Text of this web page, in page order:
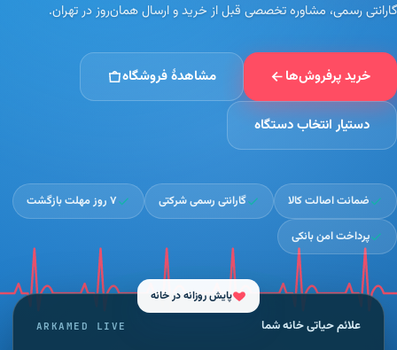
بستر
تشک
سلولی
تشک
مواج تخم
طبی
کیسه آب
گرم
خانگی
قندخون ۳۲
ترازو
تب سنج
دماسنج
کمک
های
اولیه
۳
گارانتی رسمی، مشاوره تخصصی قبل از خرید و ارسال همان‌روز در تهران.
خرید پرفروش‌ها مشاهدهٔ فروشگاه
دستیار انتخاب دستگاه
ضمانت اصالت کالا گارانتی رسمی شرکتی
۷ روز مهلت بازگشت
پرداخت امن بانکی
علائم حیاتی خانه شما ARKAMED LIVE
پایش روزانه در خانه